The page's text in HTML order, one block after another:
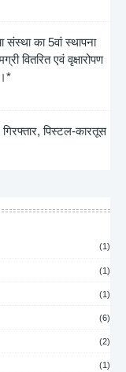
का 5वां स्थापना
वितरित एवं वृक्षारोपण
पिस्टल-कारतूस
(1)
(1)
(1)
(6)
(2)
(1)